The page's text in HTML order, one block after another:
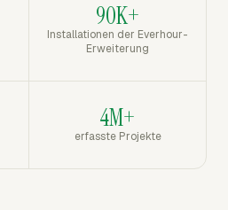
90K+
Installationen der Everhour-
Erweiterung
4M+
erfasste Projekte